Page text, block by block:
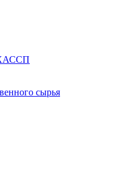
ХАССП
сырья